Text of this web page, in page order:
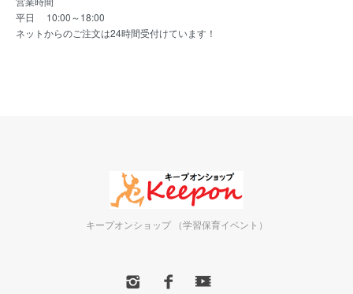
平日 10:00～18:00
ネットからのご注文は24時間受付けています！
キープオンショップ （学習保育イベント）